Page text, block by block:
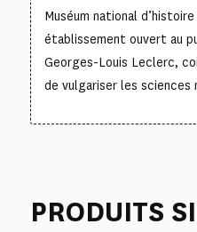
Muséum national
établissement ouvert au
Georges-Louis Leclerc,
de vulgariser les sciences
PRODUITS